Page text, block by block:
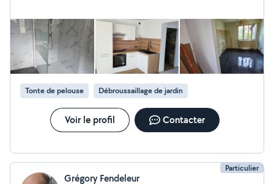
Tonte de pelouse Débroussaillage de jardin
Voir le profil Contacter
Particulier
Grégory Fendeleur